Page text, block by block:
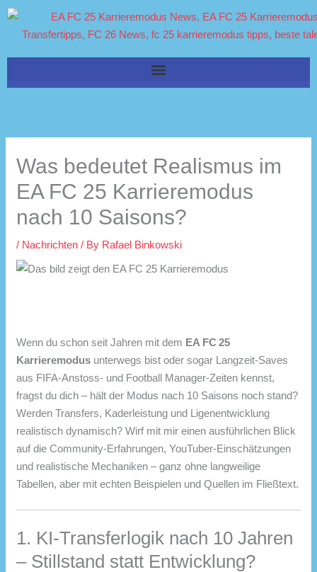
Skip
Was bedeutet Realismus im
EA FC 25 Karrieremodus
nach 10 Saisons?
/ Nachrichten / By Rafael Binkowski
Wenn du schon seit Jahren mit dem EA FC 25
Karrieremodus unterwegs bist oder sogar Langzeit-Saves
aus FIFA-Anstoss- und Football Manager-Zeiten kennst,
fragst du dich – hält der Modus nach 10 Saisons noch stand?
Werden Transfers, Kaderleistung und Ligenentwicklung
realistisch dynamisch? Wirf mit mir einen ausführlichen Blick
auf die Community-Erfahrungen, YouTuber-Einschätzungen
und realistische Mechaniken – ganz ohne langweilige
Tabellen, aber mit echten Beispielen und Quellen im Fließtext.
1. KI-Transferlogik nach 10 Jahren
– Stillstand statt Entwicklung?